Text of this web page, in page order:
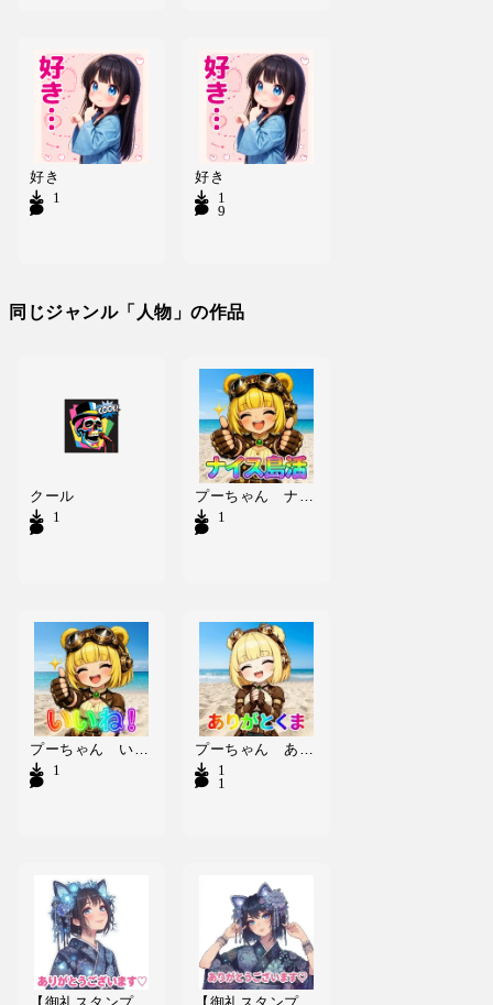
好き
1
好き
1
92
同じジャンル「人物」の作品
クール
1
プーちゃん ナイス島活 スタンプ
1
プーちゃん いいね！ スタンプ
1
プーちゃん ありがとくま スタンプ
1
1